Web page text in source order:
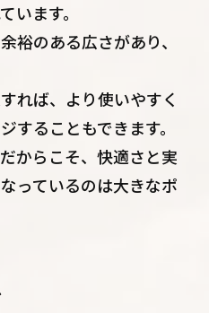
います。
裕のある広さがあり、
れば、より使いやすく
することもできます。
からこそ、快適さと実
っているのは大きなポ